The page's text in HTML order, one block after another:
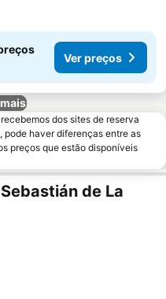
Ver preços
dos sites de reserva
pode haver diferenças entre as
preços que estão disponíveis
de La